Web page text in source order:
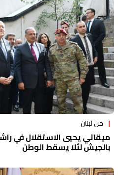
من لبنان
ميقاتي يحيي الاستقلال في
بالجيش لئلا يسقط الوطن